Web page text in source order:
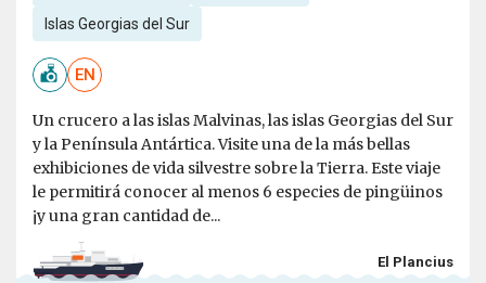
Islas Georgias del Sur
EN
Un crucero a las islas Malvinas, las islas Georgias del Sur
y la Península Antártica. Visite una de la más bellas
exhibiciones de vida silvestre sobre la Tierra. Este viaje
le permitirá conocer al menos 6 especies de pingüinos
¡y una gran cantidad de...
El Plancius